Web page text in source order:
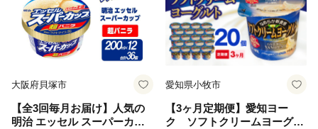
大阪府貝塚市
【全3回毎月お届け】人気の
明治 エッセル スーパーカッ
愛知県小牧市
【3ヶ月定期便】愛知ヨー
ク ソフトクリームヨーグル